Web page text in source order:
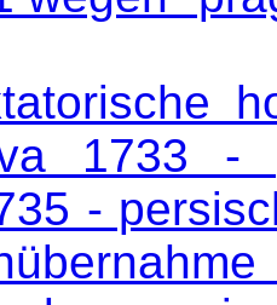
1733 -
-